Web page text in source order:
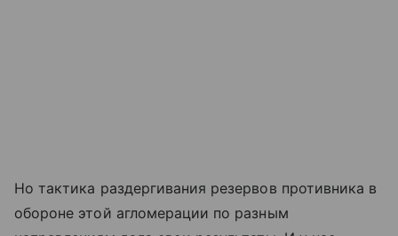
Но тактика раздергивания резервов противника в
обороне этой агломерации по разным